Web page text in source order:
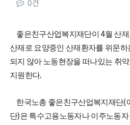
0건
본문
좋은친구산업복지재단이4월 산
산재로 요양중인 산재환자를 위문
되지 않아 노동현장을 떠나있는 취
지원한다.
한국노총 좋은친구산업복지재단(
단)은 특수고용노동자나 이주노동